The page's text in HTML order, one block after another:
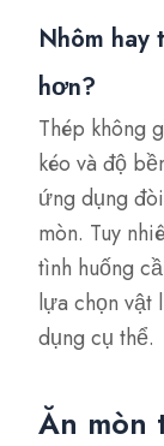
Nhôm hay
hơn?
Thép không
kéo và độ
ứng dụng
mòn. Tuy
tình huống
lựa chọn vật
dụng cụ thể.
Ăn mòn